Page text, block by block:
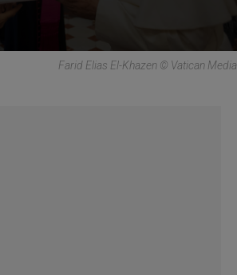
Farid Elias El-Khazen © Vatican Media